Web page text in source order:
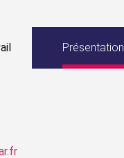
Présentation